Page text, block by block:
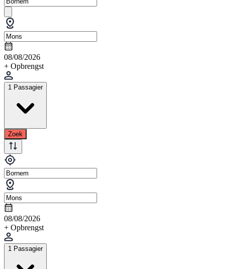
08/08/2026
+ Opbrengst
1 Passagier
Zoek
08/08/2026
+ Opbrengst
1 Passagier